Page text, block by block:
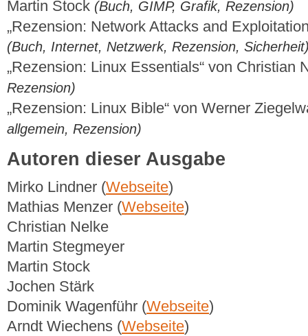
Martin Stock (Buch, GIMP, Grafik, Rezension)
„Rezension: Network Attacks and
(Buch, Internet, Netzwerk, Rezension,
„Rezension: Linux Essentials“ von Christian
Rezension)
„Rezension: Linux Bible“ von Werner
allgemein, Rezension)
Autoren dieser Ausgabe
Mirko Lindner (Webseite)
Mathias Menzer (Webseite)
Christian Nelke
Martin Stegmeyer
Martin Stock
Jochen Stärk
Dominik Wagenführ (Webseite)
Arndt Wiechens (Webseite)